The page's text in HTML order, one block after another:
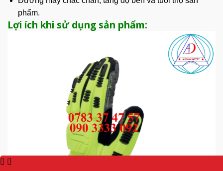
phẩm.
Lợi ích khi sử dụng sản phẩm: